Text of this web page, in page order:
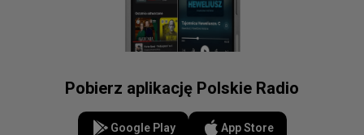
Pobierz aplikację Polskie Radio
Google Play App Store